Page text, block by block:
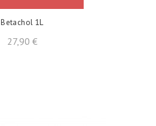
Betachol 1L
27,90 €Precio